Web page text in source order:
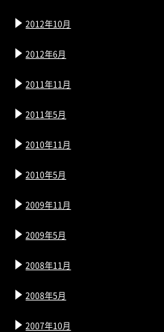
2012年10月
2012年6月
2011年11月
2011年5月
2010年11月
2010年5月
2009年11月
2009年5月
2008年11月
2008年5月
2007年10月